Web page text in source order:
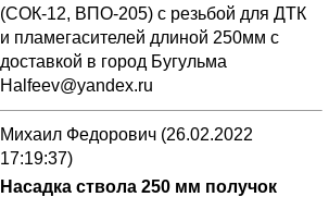
(СОК-12, ВПО-205) с резьбой для ДТК
и пламегасителей длиной 250мм с
доставкой в город Бугульма
Halfeev@yandex.ru
Михаил Федорович (26.02.2022
17:19:37)
Насадка ствола 250 мм получок